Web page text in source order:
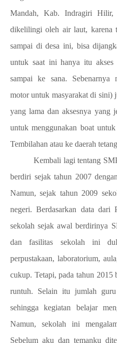
Mandah, Kab. Indragiri
dikelilingi oleh air laut, karena
sampai di desa ini, bisa
untuk saat ini hanya itu
sampai ke sana. Sebenarnya
motor untuk masyarakat di sini)
yang lama dan aksesnya yang
untuk menggunakan boat
Tembilahan atau ke daerah
Kembali lagi tentang
berdiri sejak tahun 2007
Namun, sejak tahun 2009
negeri. Berdasarkan data dari
sekolah sejak awal berdirinya
dan fasilitas sekolah ini
perpustakaan, laboratorium,
cukup. Tetapi, pada tahun 2015
runtuh. Selain itu jumlah
sehingga kegiatan belajar
Namun, sekolah ini
Sebelum aku dan temanku